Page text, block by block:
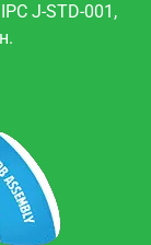
J-STD-001,